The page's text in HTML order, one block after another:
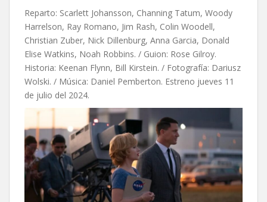
Reparto: Scarlett Johansson, Channing Tatum, Woody
Harrelson, Ray Romano, Jim Rash, Colin Woodell,
Christian Zuber, Nick Dillenburg, Anna Garcia, Donald
Elise Watkins, Noah Robbins. / Guion: Rose Gilroy.
Historia: Keenan Flynn, Bill Kirstein. / Fotografía: Dariusz
Wolski. / Música: Daniel Pemberton. Estreno jueves 11
de julio del 2024.